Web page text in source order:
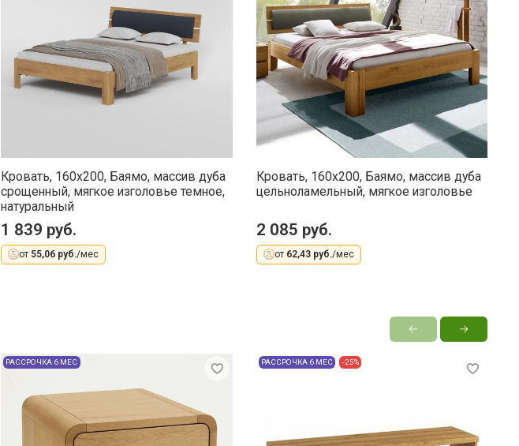
Кровать, 160x200, Баямо, массив дуба
срощенный, мягкое изголовье темное,
натуральный
1 839 руб.
от 55,06 руб./мес
Кровать, 160x200, Баямо, массив дуба
цельноламельный, мягкое изголовье
2 085 руб.
от 62,43 руб./мес
РАССРОЧКА 6 МЕС РАССРОЧКА 6 МЕС -25%